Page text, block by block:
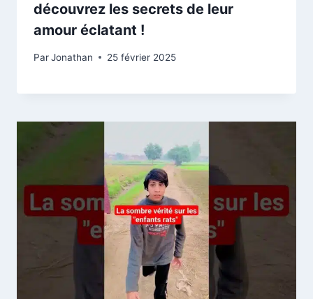
découvrez les secrets de leur
amour éclatant !
ParJonathan 25 février 2025